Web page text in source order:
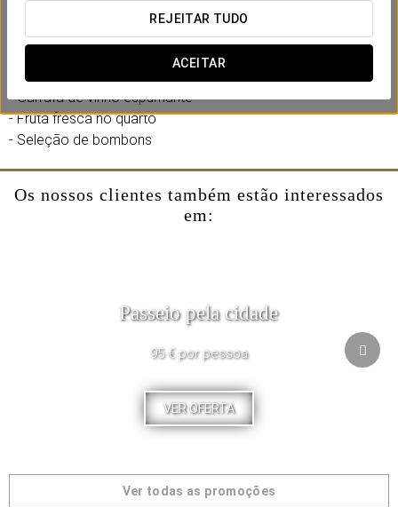
REJEITAR TUDO
ACEITAR
num ambiente verdadeiramente especial.
- Late check-out até às 14:00 (sujeito a disponibilidade)
- Garrafa de vinho espumante
- Fruta fresca no quarto
- Seleção de bombons
Os nossos clientes também estão interessados
em:
Passeio pela cidade
95 € por pessoa
VER OFERTA
Ver todas as promoções